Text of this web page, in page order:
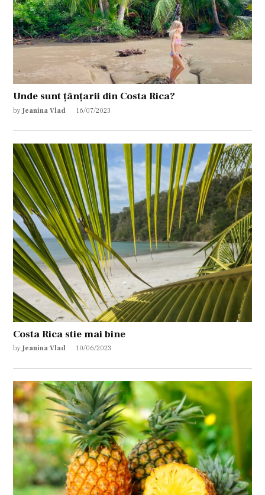
Unde sunt țânțarii din Costa Rica?
by Jeanina Vlad 16/07/2023
Costa Rica stie mai bine
by Jeanina Vlad 10/06/2023